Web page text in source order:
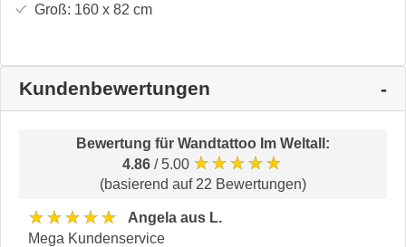
Groß: 160 x 82 cm
Kundenbewertungen
Bewertung für Wandtattoo Im Weltall :
4.86 / 5.00 ★★★★★
(basierend auf 22 Bewertungen)
★★★★★
Angela aus L.
Mega Kundenservice